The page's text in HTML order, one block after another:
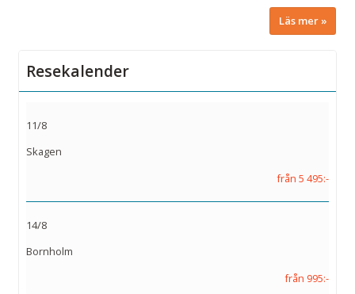
Läs mer
Resekalender
11/8
Skagen
från 5 495:-
14/8
Bornholm
från 995:-